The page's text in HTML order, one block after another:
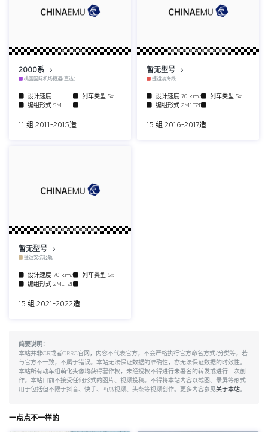
川崎重工业株式会社
2000系
桃园国际机场捷运(直达)
设计速度 -- 列车类型 5x
编组形式 5M
11 组 2011-2015造
德国福伊特集团/台灣車輛股份有限公司
暂无型号
捷运淡海线
设计速度 70 km/h 列车类型 5x
编组形式 2M1T2F
15 组 2016-2017造
德国福伊特集团/台灣車輛股份有限公司
暂无型号
捷运安坑轻轨
设计速度 70 km/h 列车类型 5x
编组形式 2M1T2F
15 组 2021-2022造
简要说明：
本站并非CR或者CRRC官网，内容不代表官方，不会严格执行官方命名方式/分类等，若
与官方不一致，不属于错误。本站无法保证数据的准确性，亦无法保证数据的时效性。
本站所有动车组萌化头像均获得著作权，未经授权不得进行未署名的转发或进行二次创
作。本站目前不接受任何形式的图片、视频投稿。不得将本站内容以截图、录屏等形式
用于包括但不限于抖音、快手、西瓜视频、头条等视频创作。更多内容参见关于本站。
一点点不一样的